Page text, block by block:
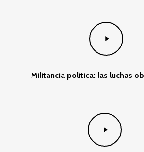
Play
Video
Militancia política: las luchas
Play
Video